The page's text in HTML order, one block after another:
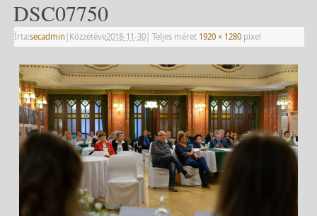
DSC07750
Írta:secadmin | Közzétéve2018-11-30| Teljes méret 1920 × 1280pixel